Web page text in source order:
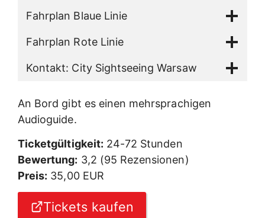
Fahrplan Blaue Linie
Fahrplan Rote Linie
Kontakt: City Sightseeing Warsaw
An Bord gibt es einen mehrsprachigen
Audioguide.
Ticketgültigkeit: 24-72 Stunden
Bewertung: 3,2 (95 Rezensionen)
Preis: 35,00 EUR
Tickets kaufen